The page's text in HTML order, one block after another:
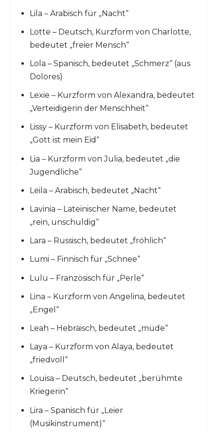
Lila – Arabisch für „Nacht“
Lotte – Deutsch, Kurzform von Charlotte,
bedeutet „freier Mensch“
Lola – Spanisch, bedeutet „Schmerz“ (aus
Dolores)
Lexie – Kurzform von Alexandra, bedeutet
„Verteidigerin der Menschheit“
Lissy – Kurzform von Elisabeth, bedeutet
„Gott ist mein Eid“
Lia – Kurzform von Julia, bedeutet „die
Jugendliche“
Leila – Arabisch, bedeutet „Nacht“
Lavinia – Lateinischer Name, bedeutet
„rein, unschuldig“
Lara – Russisch, bedeutet „fröhlich“
Lumi – Finnisch für „Schnee“
Lulu – Französisch für „Perle“
Lina – Kurzform von Angelina, bedeutet
„Engel“
Leah – Hebräisch, bedeutet „müde“
Laya – Kurzform von Alaya, bedeutet
„friedvoll“
Louisa – Deutsch, bedeutet „berühmte
Kriegerin“
Lira – Spanisch für „Leier
(Musikinstrument)“